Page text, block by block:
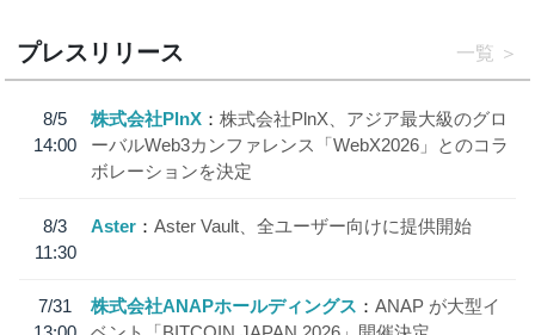
プレスリリース 一覧
8/5
14:00
株式会社PlnX
株式会社PlnX、アジア最大級のグロ
ーバルWeb3カンファレンス「WebX2026」とのコラ
ボレーションを決定
8/3
11:30
Aster Aster Vault、全ユーザー向けに提供開始
7/31
株式会社ANAPホールディングス
ANAP が大型イ